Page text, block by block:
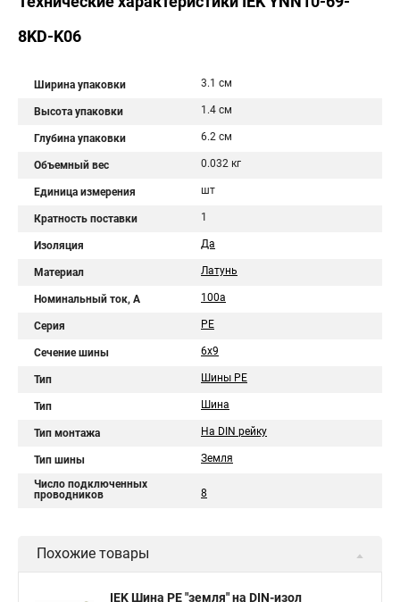
8KD-K06
Ширина упаковки 3.1 см
Высота упаковки 1.4 см
Глубина упаковки 6.2 см
Объемный вес 0.032 кг
Единица измерения шт
Кратность поставки 1
Изоляция Да
Материал Латунь
Номинальный ток, А 100а
Серия PE
Сечение шины 6х9
Тип Шины PE
Тип Шина
Тип монтажа На DIN рейку
Тип шины Земля
Число подключенных
проводников
8
Похожие товары
IEK Шина PE "земля" на DIN-изол